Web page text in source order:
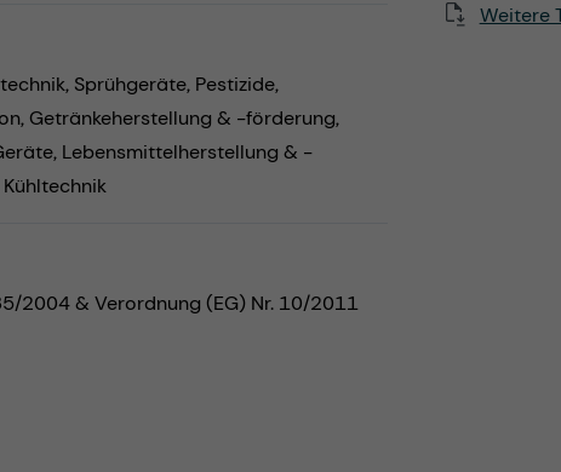
Weitere
Sprühgeräte, Pestizide,
Getränkeherstellung & -förderung,
Lebensmittelherstellung & -
Kühltechnik
2004 & Verordnung (EG) Nr. 10/2011